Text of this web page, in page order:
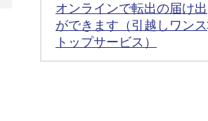
オンラインで転出の届け出
ができます（引越しワンス
トップサービス）